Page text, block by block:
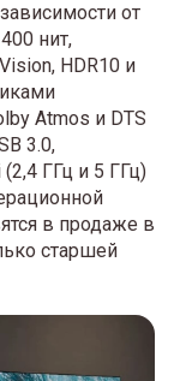
от
нит,
HDR10 и
Atmos и DTS
3.0,
ГГц и 5 ГГц)
в продаже в
старшей